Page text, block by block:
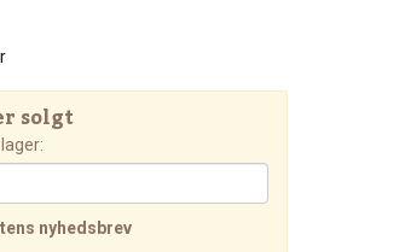
solgt
nyhedsbrev